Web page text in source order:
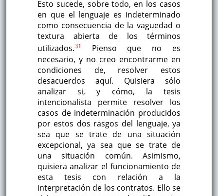
Esto sucede, sobre todo, en los casos
en que el lenguaje es indeterminado
como consecuencia de la vaguedad o
textura abierta de los términos
utilizados.31
Pienso que no es
necesario, y no creo encontrarme en
condiciones de, resolver estos
desacuerdos aquí. Quisiera sólo
analizar si, y cómo, la tesis
intencionalista permite resolver los
casos de indeterminación producidos
por estos dos rasgos del lenguaje, ya
sea que se trate de una situación
excepcional, ya sea que se trate de
una situación común. Asimismo,
quisiera analizar el funcionamiento de
esta tesis con relación a la
interpretación de los contratos. Ello se